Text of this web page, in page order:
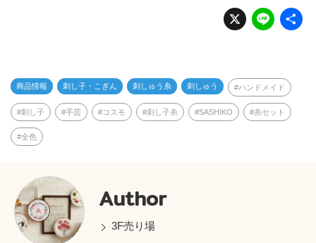
X Li
n
商品情報 刺し子・こぎん 刺しゅう糸 刺しゅう ハンドメイド
刺し子 手芸 コスモ 刺し子糸 SASHIKO 糸セット
全色
Author
3F売り場